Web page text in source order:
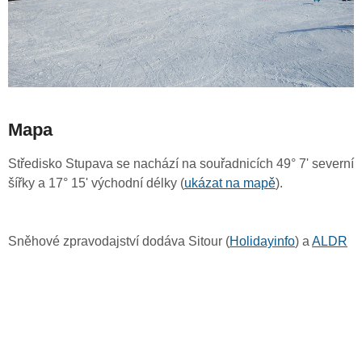
Mapa
Středisko Stupava se nachází na souřadnicích 49° 7' severní
šířky a 17° 15' východní délky (ukázat na mapě).
Sněhové zpravodajství dodáva Sitour (Holidayinfo) a ALDR